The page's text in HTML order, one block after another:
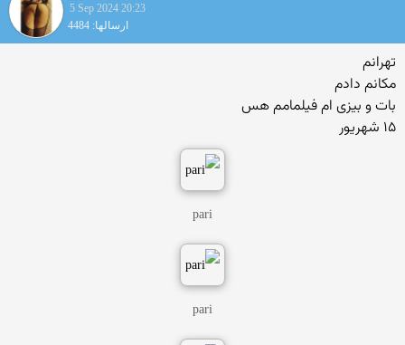
5 Sep 2024 20:23
ارسالها: 4484
تهرانم
مکانم دادم
بات و بیزی ام فیلمامم هس
۱۵ شهریور
pari
pari